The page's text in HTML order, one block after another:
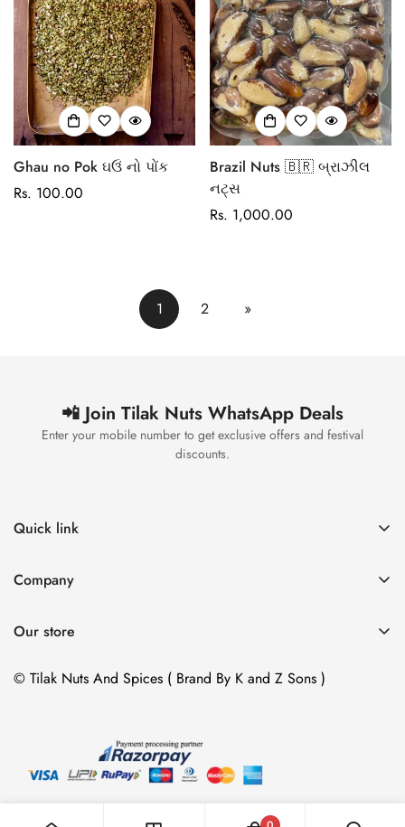
Ghau no Pok ઘઉં નો પોંક
Regular
Rs. 100.00
Brazil Nuts 🇧🇷 બ્રાઝીલ
નટ્સ
Regular
Rs. 1,000.00
1 2 »
📲 Join Tilak Nuts WhatsApp Deals
Enter your mobile number to get exclusive offers and festival
discounts.
Quick link
Catalog
Contact
Company
Catalog
Contact
Our store
37 Mansarovar Shopping Center B , Amroli Char Rasta,
37, માનસરોવર શોપિંગ B , IIFL બેંક પાસે, અમરોલી , સુરત ,
ગુજરાત 394107
© Tilak Nuts And Spices ( Brand By K and Z Sons )